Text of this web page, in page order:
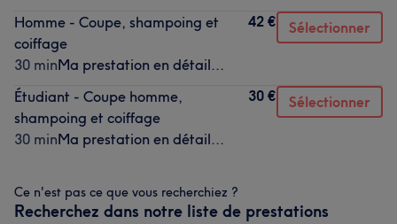
Homme - Coupe, shampoing et
coiffage
30 minMa prestation en détail...
42 € Sélectionner
Étudiant - Coupe homme,
shampoing et coiffage
30 minMa prestation en détail...
30 € Sélectionner
Ce n'est pas ce que vous recherchiez ?
Recherchez dans notre liste de prestations